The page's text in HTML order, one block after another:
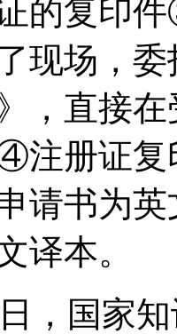
的复印
现场，
，直接
注册证
请书为
译本。
，国家